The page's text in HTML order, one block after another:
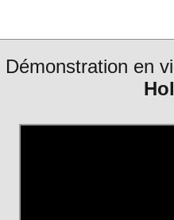
Démonstration en